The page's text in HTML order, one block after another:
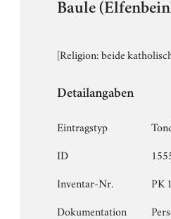
Baule
[Religion: beide
Detailangaben
Eintragstyp
ID
Inventar-Nr.
PK
Dokumentation